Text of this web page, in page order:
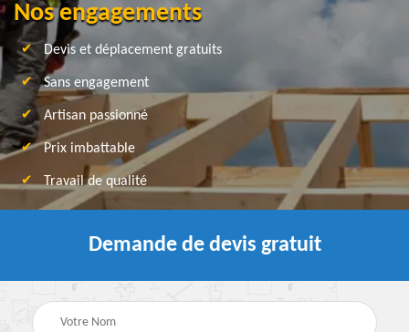
Nos engagements
Devis et déplacement gratuits
Sans engagement
Artisan passionné
Prix imbattable
Travail de qualité
Demande de devis gratuit